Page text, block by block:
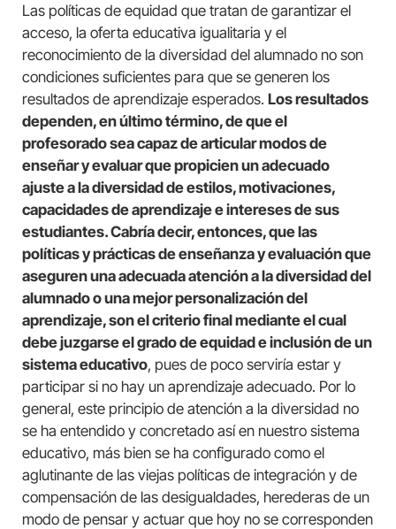
Las políticas de equidad que tratan de garantizar el
acceso, la oferta educativa igualitaria y el
reconocimiento de la diversidad del alumnado no son
condiciones suficientes para que se generen los
resultados de aprendizaje esperados. Los resultados
dependen, en último término, de que el
profesorado sea capaz de articular modos de
enseñar y evaluar que propicien un adecuado
ajuste a la diversidad de estilos, motivaciones,
capacidades de aprendizaje e intereses de sus
estudiantes. Cabría decir, entonces, que las
políticas y prácticas de enseñanza y evaluación que
aseguren una adecuada atención a la diversidad del
alumnado o una mejor personalización del
aprendizaje, son el criterio final mediante el cual
debe juzgarse el grado de equidad e inclusión de un
sistema educativo, pues de poco serviría estar y
participar si no hay un aprendizaje adecuado. Por lo
general, este principio de atención a la diversidad no
se ha entendido y concretado así en nuestro sistema
educativo, más bien se ha configurado como el
aglutinante de las viejas políticas de integración y de
compensación de las desigualdades, herederas de un
modo de pensar y actuar que hoy no se corresponden